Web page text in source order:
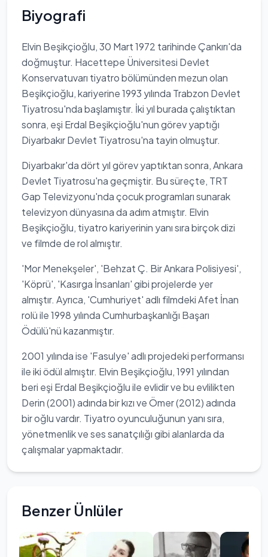
Biyografi
Elvin Beşikçioğlu, 30 Mart 1972 tarihinde Çankırı'da
doğmuştur. Hacettepe Üniversitesi Devlet
Konservatuvarı tiyatro bölümünden mezun olan
Beşikçioğlu, kariyerine 1993 yılında Trabzon Devlet
Tiyatrosu'nda başlamıştır. İki yıl burada çalıştıktan
sonra, eşi Erdal Beşikçioğlu'nun görev yaptığı
Diyarbakır Devlet Tiyatrosu'na tayin olmuştur.
Diyarbakır'da dört yıl görev yaptıktan sonra, Ankara
Devlet Tiyatrosu'na geçmiştir. Bu süreçte, TRT
Gap Televizyonu'nda çocuk programları sunarak
televizyon dünyasına da adım atmıştır. Elvin
Beşikçioğlu, tiyatro kariyerinin yanı sıra birçok dizi
ve filmde de rol almıştır.
'Mor Menekşeler', 'Behzat Ç. Bir Ankara Polisiyesi',
'Köprü', 'Kasırga İnsanları' gibi projelerde yer
almıştır. Ayrıca, 'Cumhuriyet' adlı filmdeki Afet İnan
rolü ile 1998 yılında Cumhurbaşkanlığı Başarı
Ödülü'nü kazanmıştır.
2001 yılında ise 'Fasulye' adlı projedeki performansı
ile iki ödül almıştır. Elvin Beşikçioğlu, 1991 yılından
beri eşi Erdal Beşikçioğlu ile evlidir ve bu evlilikten
Derin (2001) adında bir kızı ve Ömer (2012) adında
bir oğlu vardır. Tiyatro oyunculuğunun yanı sıra,
yönetmenlik ve ses sanatçılığı gibi alanlarda da
çalışmalar yapmaktadır.
Benzer Ünlüler